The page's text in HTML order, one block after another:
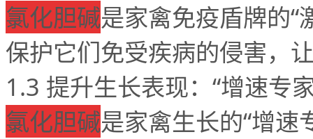
氯化胆碱是家禽免疫盾牌的“
保护它们免受疾病的侵害，
1.3 提升生长表现： “增速专
氯化胆碱是家禽生长的“增速